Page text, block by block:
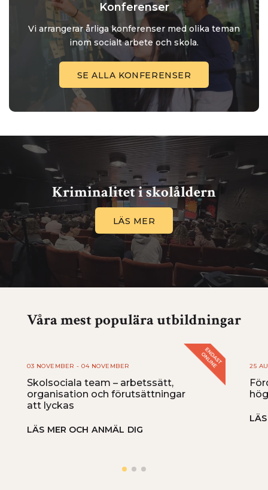
Konferenser
Vi arrangerar årliga konferenser med olika teman
inom socialt arbete och skola.
SE ALLA KONFERENSER
Kriminalitet i skolåldern
LÄS MER
Våra mest populära utbildningar
03 NOVEMBER - 04 NOVEMBER
Skolsociala team – arbetssätt,
organisation och förutsättningar
att lyckas
LÄS MER OCH ANMÄL DIG
25